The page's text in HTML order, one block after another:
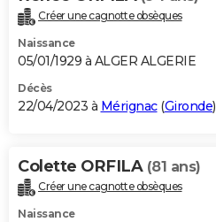
Créer une cagnotte obsèques
Naissance
05/01/1929 à ALGER ALGERIE
Décès
22/04/2023 à Mérignac(Gironde)
Colette ORFILA (81 ans)
Créer une cagnotte obsèques
Naissance